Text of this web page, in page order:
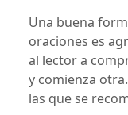
Una buena
oraciones es
al lector a
y comienza
las que se